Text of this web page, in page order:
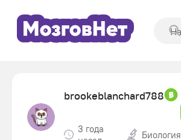
brookeblanchard788
3 года
Биология